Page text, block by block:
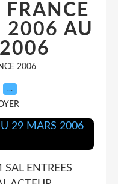
FRANCE
2006 AU
2006
…
SAL ENTREES